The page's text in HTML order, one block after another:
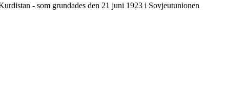
- som grundades den 21 juni 1923 i Sovjeutunionen